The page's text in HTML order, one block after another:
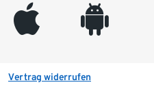
appleinc android
Vertrag widerrufen